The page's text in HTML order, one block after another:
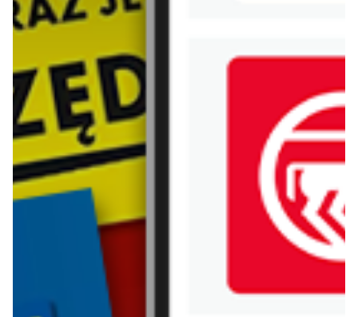
Ryłko
aktualna
NOWA KOLEKCJA damska
WIĘCEJ GAZETEK RYŁKO